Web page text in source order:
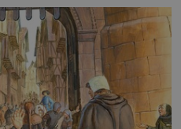
zemí a k tomu